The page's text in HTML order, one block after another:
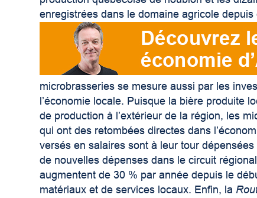
enregistrées dans le domaine agricole depuis
microbrasseries se mesure aussi par les
l’économie locale. Puisque la bière produite
de production à l’extérieur de la région, les
qui ont des retombées directes dans
versés en salaires sont à leur tour
de nouvelles dépenses dans le circuit
augmentent de 30 % par année depuis le
matériaux et de services locaux. Enfin, la